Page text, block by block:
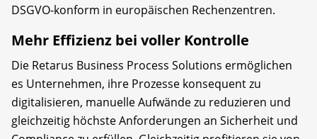
DSGVO-konform in europäischen Rechenzentren.
Mehr Effizienz bei voller Kontrolle
Die Retarus Business Process Solutions ermöglichen
es Unternehmen, ihre Prozesse konsequent zu
digitalisieren, manuelle Aufwände zu reduzieren und
gleichzeitig höchste Anforderungen an Sicherheit und